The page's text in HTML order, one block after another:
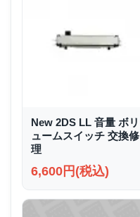
New 2DS LL 音量 ボリ
ュームスイッチ 交換修
理
6,600円(税込)